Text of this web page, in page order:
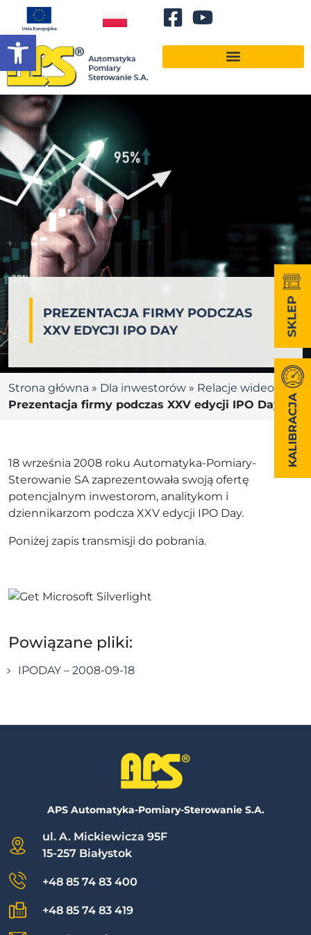
Otwórz pasek narzędzi
PREZENTACJA FIRMY PODCZAS
XXV EDYCJI IPO DAY
Strona główna » Dla inwestorów » Relacje wideo
Prezentacja firmy podczas XXV edycji IPO Day
18 września 2008 roku Automatyka-Pomiary-
Sterowanie SA zaprezentowała swoją ofertę
potencjalnym inwestorom, analitykom i
dziennikarzom podcza XXV edycji IPO Day.
Poniżej zapis transmisji do pobrania.
Powiązane pliki:
IPODAY – 2008-09-18
APS Automatyka-Pomiary-Sterowanie S.A.
ul. A. Mickiewicza 95F
15-257 Białystok
+48 85 74 83 400
+48 85 74 83 419
KALIBRACJA